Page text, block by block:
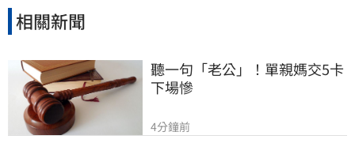
相關新聞
聽一句「老公」！單親媽交5卡
下場慘
4分鐘前